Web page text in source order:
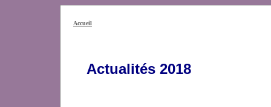
Accueil
Actualités 2018